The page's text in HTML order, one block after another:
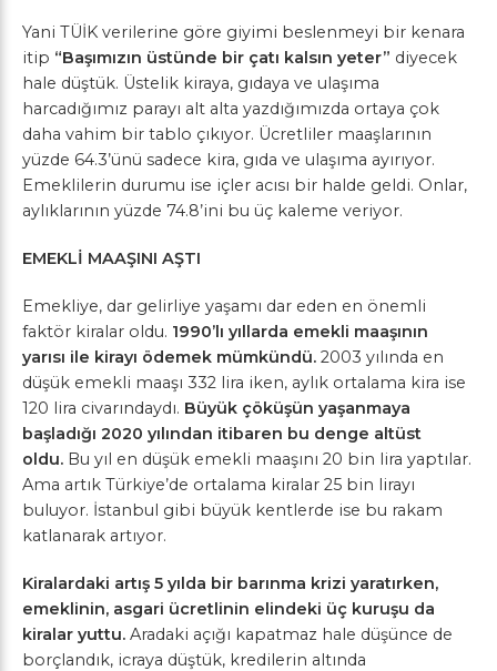
Yani TÜİK verilerine göre giyimi beslenmeyi bir kenara
itip “Başımızın üstünde bir çatı kalsın yeter” diyecek
hale düştük. Üstelik kiraya, gıdaya ve ulaşıma
harcadığımız parayı alt alta yazdığımızda ortaya çok
daha vahim bir tablo çıkıyor. Ücretliler maaşlarının
yüzde 64.3’ünü sadece kira, gıda ve ulaşıma ayırıyor.
Emeklilerin durumu ise içler acısı bir halde geldi. Onlar,
aylıklarının yüzde 74.8’ini bu üç kaleme veriyor.
EMEKLİ MAAŞINI AŞTI
Emekliye, dar gelirliye yaşamı dar eden en önemli
faktör kiralar oldu. 1990’lı yıllarda emekli maaşının
yarısı ile kirayı ödemek mümkündü. 2003 yılında en
düşük emekli maaşı 332 lira iken, aylık ortalama kira ise
120 lira civarındaydı. Büyük çöküşün yaşanmaya
başladığı 2020 yılından itibaren bu denge altüst
oldu. Bu yıl en düşük emekli maaşını 20 bin lira yaptılar.
Ama artık Türkiye’de ortalama kiralar 25 bin lirayı
buluyor. İstanbul gibi büyük kentlerde ise bu rakam
katlanarak artıyor.
Kiralardaki artış 5 yılda bir barınma krizi yaratırken,
emeklinin, asgari ücretlinin elindeki üç kuruşu da
kiralar yuttu. Aradaki açığı kapatmaz hale düşünce de
borçlandık, icraya düştük, kredilerin altında